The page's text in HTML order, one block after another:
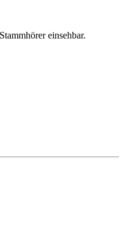
einsehbar.